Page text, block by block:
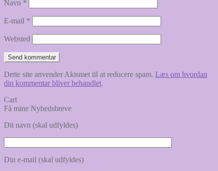
Navn *
E-mail *
Websted
Dette site anvender Akismet til at reducere spam. Læs om hvordan
din kommentar bliver behandlet.
Cart
Få mine Nyhedsbreve
Dit navn (skal udfyldes)
Din e-mail (skal udfyldes)